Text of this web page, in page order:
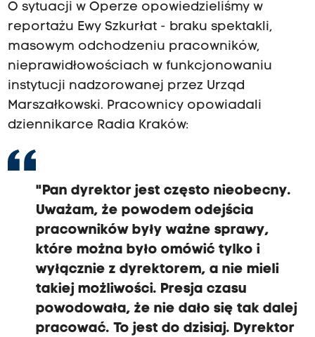
O sytuacji w Operze opowiedzieliśmy w
reportażu Ewy Szkurłat - braku spektakli,
masowym odchodzeniu pracowników,
nieprawidłowościach w funkcjonowaniu
instytucji nadzorowanej przez Urząd
Marszałkowski. Pracownicy opowiadali
dziennikarce Radia Kraków:
"Pan dyrektor jest często nieobecny.
Uważam, że powodem odejścia
pracowników były ważne sprawy,
które można było omówić tylko i
wyłącznie z dyrektorem, a nie mieli
takiej możliwości. Presja czasu
powodowała, że nie dało się tak dalej
pracować. To jest do dzisiaj. Dyrektor